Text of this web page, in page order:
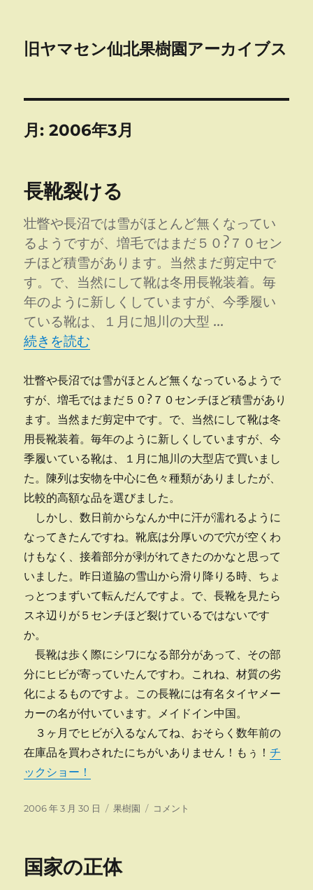
旧ヤマセン仙北果樹園アーカイブス
月:2006年3月
長靴裂ける
壮瞥や長沼では雪がほとんど無くなってい
るようですが、増毛ではまだ５０?７０セン
チほど積雪があります。当然まだ剪定中で
す。で、当然にして靴は冬用長靴装着。毎
年のように新しくしていますが、今季履い
ている靴は、１月に旭川の大型 …
“長靴裂ける” の
続きを読む
壮瞥や長沼では雪がほとんど無くなっているようで
すが、増毛ではまだ５０?７０センチほど積雪があり
ます。当然まだ剪定中です。で、当然にして靴は冬
用長靴装着。毎年のように新しくしていますが、今
季履いている靴は、１月に旭川の大型店で買いまし
た。陳列は安物を中心に色々種類がありましたが、
比較的高額な品を選びました。
しかし、数日前からなんか中に汗が濡れるように
なってきたんですね。靴底は分厚いので穴が空くわ
けもなく、接着部分が剥がれてきたのかなと思って
いました。昨日道脇の雪山から滑り降りる時、ちょ
っとつまずいて転んだんですよ。で、長靴を見たら
スネ辺りが５センチほど裂けているではないです
か。
長靴は歩く際にシワになる部分があって、その部
分にヒビが寄っていたんですわ。これね、材質の劣
化によるものですよ。この長靴には有名タイヤメー
カーの名が付いています。メイドイン中国。
３ヶ月でヒビが入るなんてね、おそらく数年前の
在庫品を買わされたにちがいありません！もぅ！チ
ックショー！
投
2006 年 3 月 30 日
カ
ー
果樹園
長
コメント
国家の正体